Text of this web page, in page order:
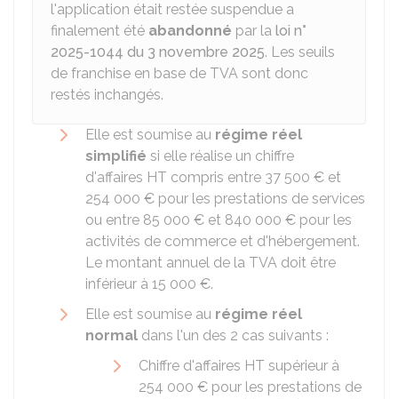
l'application était restée suspendue a
finalement été abandonné par la loi n°
2025-1044 du 3 novembre 2025. Les seuils
de franchise en base de TVA sont donc
restés inchangés.
Elle est soumise au régime réel
simplifié si elle réalise un chiffre
d'affaires HT compris entre 37 500 € et
254 000 € pour les prestations de services
ou entre 85 000 € et 840 000 € pour les
activités de commerce et d'hébergement.
Le montant annuel de la TVA doit être
inférieur à 15 000 €.
Elle est soumise au régime réel
normal dans l'un des 2 cas suivants :
Chiffre d'affaires HT supérieur à
254 000 € pour les prestations de